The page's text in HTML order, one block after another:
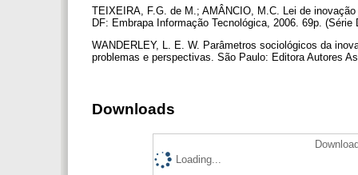
TEIXEIRA, F.G. de M.; AMÂNCIO, M.C. Lei de
DF: Embrapa Informação Tecnológica, 2006. 69p.
WANDERLEY, L. E. W. Parâmetros sociológicos da
problemas e perspectivas. São Paulo: Editora Autores
Downloads
Loading...